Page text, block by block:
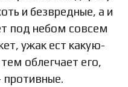
и безвредные, а и
под небом совсем
ужак ест какую-
облегчает его,
противные.